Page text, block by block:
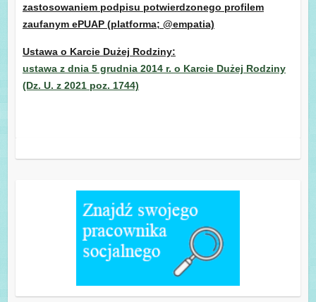
zastosowaniem podpisu potwierdzonego profilem
zaufanym ePUAP (platforma; @empatia)
Ustawa o Karcie Dużej Rodziny:
ustawa z dnia 5 grudnia 2014 r. o Karcie Dużej Rodziny
(Dz. U. z 2021 poz. 1744)